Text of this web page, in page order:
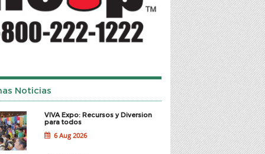
Noticias
VIVA Expo: Recursos y Diversion
para todos
6 Aug 2026